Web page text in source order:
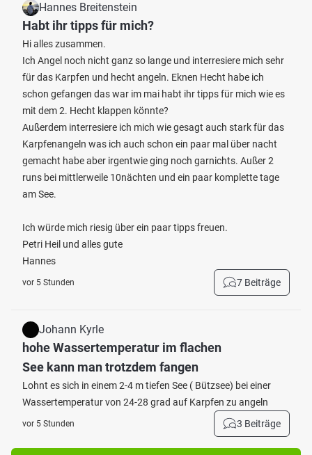
Hannes Breitenstein
Habt ihr tipps für mich?
Hi alles zusammen.
Ich Angel noch nicht ganz so lange und interresiere mich sehr
für das Karpfen und hecht angeln. Eknen Hecht habe ich
schon gefangen das war im mai habt ihr tipps für mich wie es
mit dem 2. Hecht klappen könnte?
Außerdem interresiere ich mich wie gesagt auch stark für das
Karpfenangeln was ich auch schon ein paar mal über nacht
gemacht habe aber irgentwie ging noch garnichts. Außer 2
runs bei mittlerweile 10nächten und ein paar komplette tage
am See.
Ich würde mich riesig über ein paar tipps freuen.
Petri Heil und alles gute
Hannes
vor 5 Stunden 7 Beiträge
Johann Kyrle
hohe Wassertemperatur im flachen
See kann man trotzdem fangen
Lohnt es sich in einem 2-4 m tiefen See ( Bützsee) bei einer
Wassertemperatur von 24-28 grad auf Karpfen zu angeln
vor 5 Stunden 3 Beiträge